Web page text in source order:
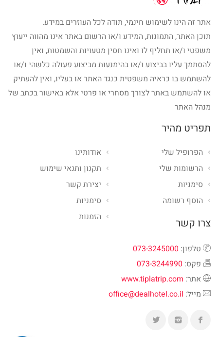
אתר זה הינו לשימוש חינמי, תודה לכל העוזרים במידע.
תוכן האתר, התמונות, המידע ו/או הרשום באתר אינו מהווה ייעוץ
משפטי ו/או תחליף לו ואינו חסין מטעויות והשמטות, ואין
להסתמך עליו בביצוע ו/או בהימנעות מביצוע פעולה כלשהי ו/או
להשתמש בו כראיה משפטית כנגד האתר או בעליו, ואין להעתיק
או להשתמש באתר לצורך מסחרי או פרטי אלא באישור בכתב של
מנהל האתר
תפריט מהיר
אודותינו
תקנון ותנאי שימוש
יצירת קשר
סימניות
הזמנות
הפרופיל שלי
הרשומות שלי
סימניות
הוסף רשומה
צרו קשר
טלפון: 073-3245000
פקס: 073-3244990
אתר: www.tiplatrip.com
מייל: office@dealhotel.co.il